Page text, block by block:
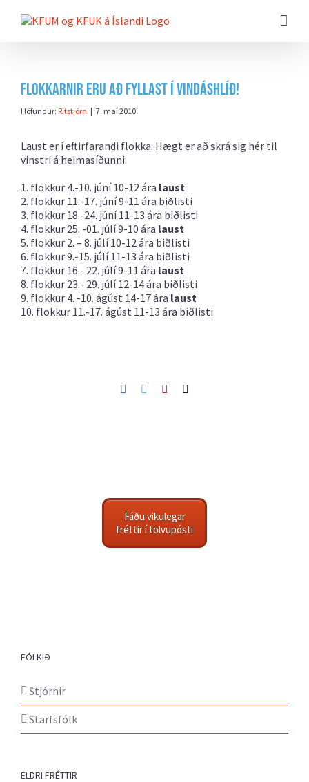
beint
Flokkarnir eru að fyllast í Vindáshlíð!
Höfundur: Ritstjórn | 7. maí 2010
Laust er í eftirfarandi flokka: Hægt er að skrá sig hér til
vinstri á heimasíðunni:
1. flokkur 4.-10. júní 10-12 ára laust
2. flokkur 11.-17. júní 9-11 ára biðlisti
3. flokkur 18.-24. júní 11-13 ára biðlisti
4. flokkur 25. -01. júlí 9-10 ára laust
5. flokkur 2. – 8. júlí 10-12 ára biðlisti
6. flokkur 9.-15. júlí 11-13 ára biðlisti
7. flokkur 16.- 22. júlí 9-11 ára laust
8. flokkur 23.- 29. júlí 12-14 ára biðlisti
9. flokkur 4. -10. ágúst 14-17 ára laust
10. flokkur 11.-17. ágúst 11-13 ára biðlisti
Facebook
TwitterPinterest
Fáðu vikulegar
fréttir í tölvupósti
FÓLKIÐ
Stjórnir
Starfsfólk
ELDRI FRÉTTIR